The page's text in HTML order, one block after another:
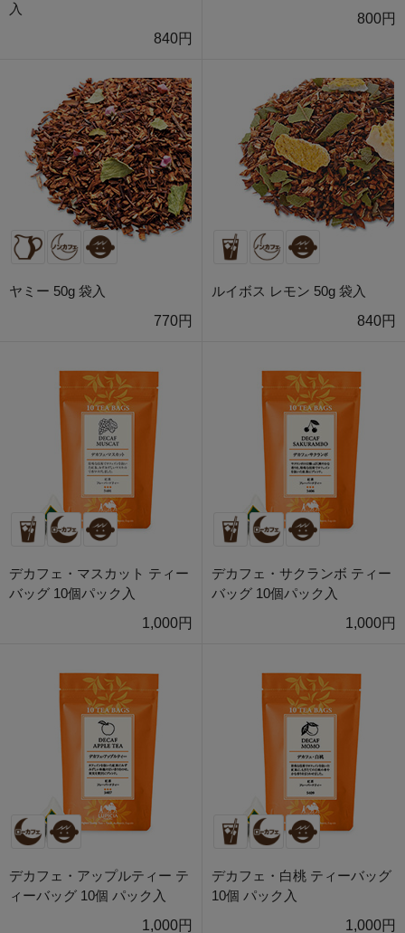
入
840円
800円
ヤミー 50g 袋入
770円
ルイボス レモン 50g 袋入
840円
デカフェ・マスカット ティー
バッグ 10個パック入
1,000円
デカフェ・サクランボ ティー
バッグ 10個パック入
1,000円
デカフェ・アップルティー テ
ィーバッグ 10個 パック入
1,000円
デカフェ・白桃 ティーバッグ
10個 パック入
1,000円